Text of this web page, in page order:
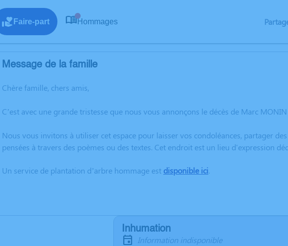
Faire-part Hommages
Message de la famille
Chère famille, chers amis,
C’est avec une grande tristesse que nous vous annonçons le décès de Marc
Nous vous invitons à utiliser cet espace pour laisser vos condoléances, partager
pensées à travers des poèmes ou des textes. Cet endroit est un lieu d'expression
Un service de plantation d’arbre hommage est disponible ici.
Inhumation
Information indisponible